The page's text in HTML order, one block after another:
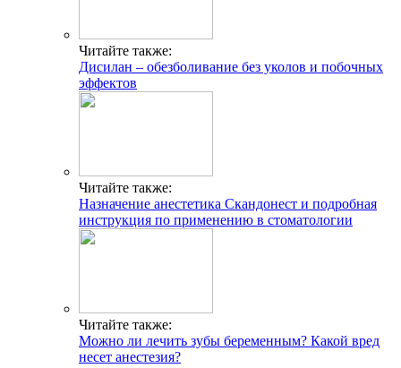
Читайте также:
Дисилан – обезболивание без уколов и побочных
эффектов
Читайте также:
Назначение анестетика Скандонест и подробная
инструкция по применению в стоматологии
Читайте также:
Можно ли лечить зубы беременным? Какой вред
несет анестезия?